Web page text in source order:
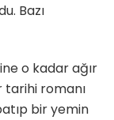
Bazı
o kadar ağır
romanı
bir yemin